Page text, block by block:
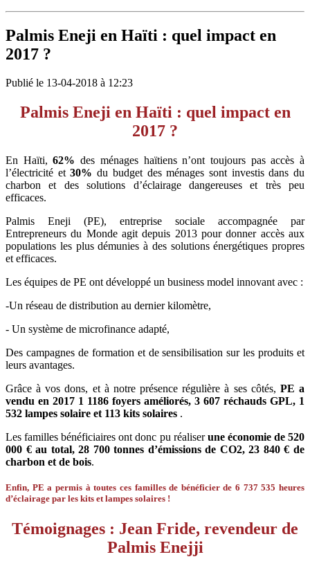
Palmis Eneji en Haïti : quel impact en
2017 ?
Publié le 13-04-2018 à 12:23
Palmis Eneji en Haïti : quel impact en
2017 ?
En Haïti,62% des ménages haïtiens n’ont toujours pas accès à
l’électricité et30% du budget des ménages sont investis dans du
charbon et des solutions d’éclairage dangereuses et très peu
efficaces.
Palmis Eneji (PE), entreprise sociale accompagnée par
Entrepreneurs du Monde agit depuis 2013 pour donner accès aux
populations les plus démunies à des solutions énergétiques propres
et efficaces.
Les équipes de PE ont développé un business model innovant avec :
-Un réseau de distribution au dernier kilomètre,
- Un système de microfinance adapté,
Des campagnes de formation et de sensibilisation sur les produits et
leurs avantages.
Grâce à vos dons, et à notre présence régulière à ses côtés, PE a
vendu en 2017 1 1186 foyers améliorés, 3 607 réchauds GPL, 1
532 lampes solaire et 113 kits solaires .
Les familles bénéficiaires ont donc pu réaliserune économie de 520
000 € au total, 28 700 tonnes d’émissions de CO2, 23 840 € de
charbon et de bois.
Enfin, PE a permis à toutes ces familles de bénéficier de 6 737 535 heures
d’éclairage par les kits et lampes solaires !
Témoignages : Jean Fride, revendeur de
Palmis Enejji